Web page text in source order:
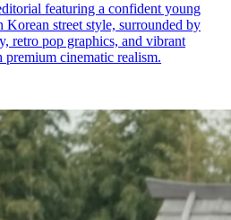
featuring a confident young
street style, surrounded by
retro pop graphics, and vibrant
premium cinematic realism.